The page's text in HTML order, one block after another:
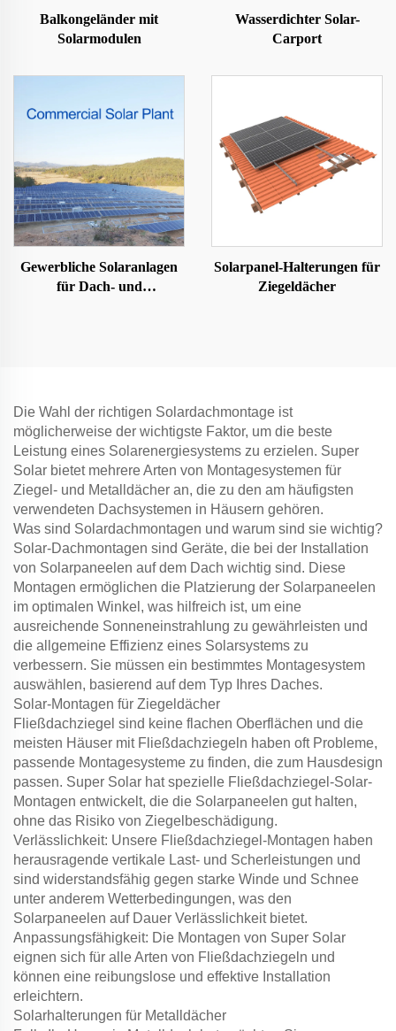
Balkongeländer mit
Solarmodulen
Wasserdichter Solar-
Carport
Gewerbliche Solaranlagen
für Dach- und
Solarpanel-Halterungen für
Ziegeldächer
Die Wahl der richtigen Solardachmontage ist
möglicherweise der wichtigste Faktor, um die beste
Leistung eines Solarenergiesystems zu erzielen. Super
Solar bietet mehrere Arten von Montagesystemen für
Ziegel- und Metalldächer an, die zu den am häufigsten
verwendeten Dachsystemen in Häusern gehören.
Was sind Solardachmontagen und warum sind sie wichtig?
Solar-Dachmontagen sind Geräte, die bei der Installation
von Solarpaneelen auf dem Dach wichtig sind. Diese
Montagen ermöglichen die Platzierung der Solarpaneelen
im optimalen Winkel, was hilfreich ist, um eine
ausreichende Sonneneinstrahlung zu gewährleisten und
die allgemeine Effizienz eines Solarsystems zu
verbessern. Sie müssen ein bestimmtes Montagesystem
auswählen, basierend auf dem Typ Ihres Daches.
Solar-Montagen für Ziegeldächer
Fließdachziegel sind keine flachen Oberflächen und die
meisten Häuser mit Fließdachziegeln haben oft Probleme,
passende Montagesysteme zu finden, die zum Hausdesign
passen. Super Solar hat spezielle Fließdachziegel-Solar-
Montagen entwickelt, die die Solarpaneelen gut halten,
ohne das Risiko von Ziegelbeschädigung.
Verlässlichkeit: Unsere Fließdachziegel-Montagen haben
herausragende vertikale Last- und Scherleistungen und
sind widerstandsfähig gegen starke Winde und Schnee
unter anderem Wetterbedingungen, was den
Solarpaneelen auf Dauer Verlässlichkeit bietet.
Anpassungsfähigkeit: Die Montagen von Super Solar
eignen sich für alle Arten von Fließdachziegeln und
können eine reibungslose und effektive Installation
erleichtern.
Solarhalterungen für Metalldächer